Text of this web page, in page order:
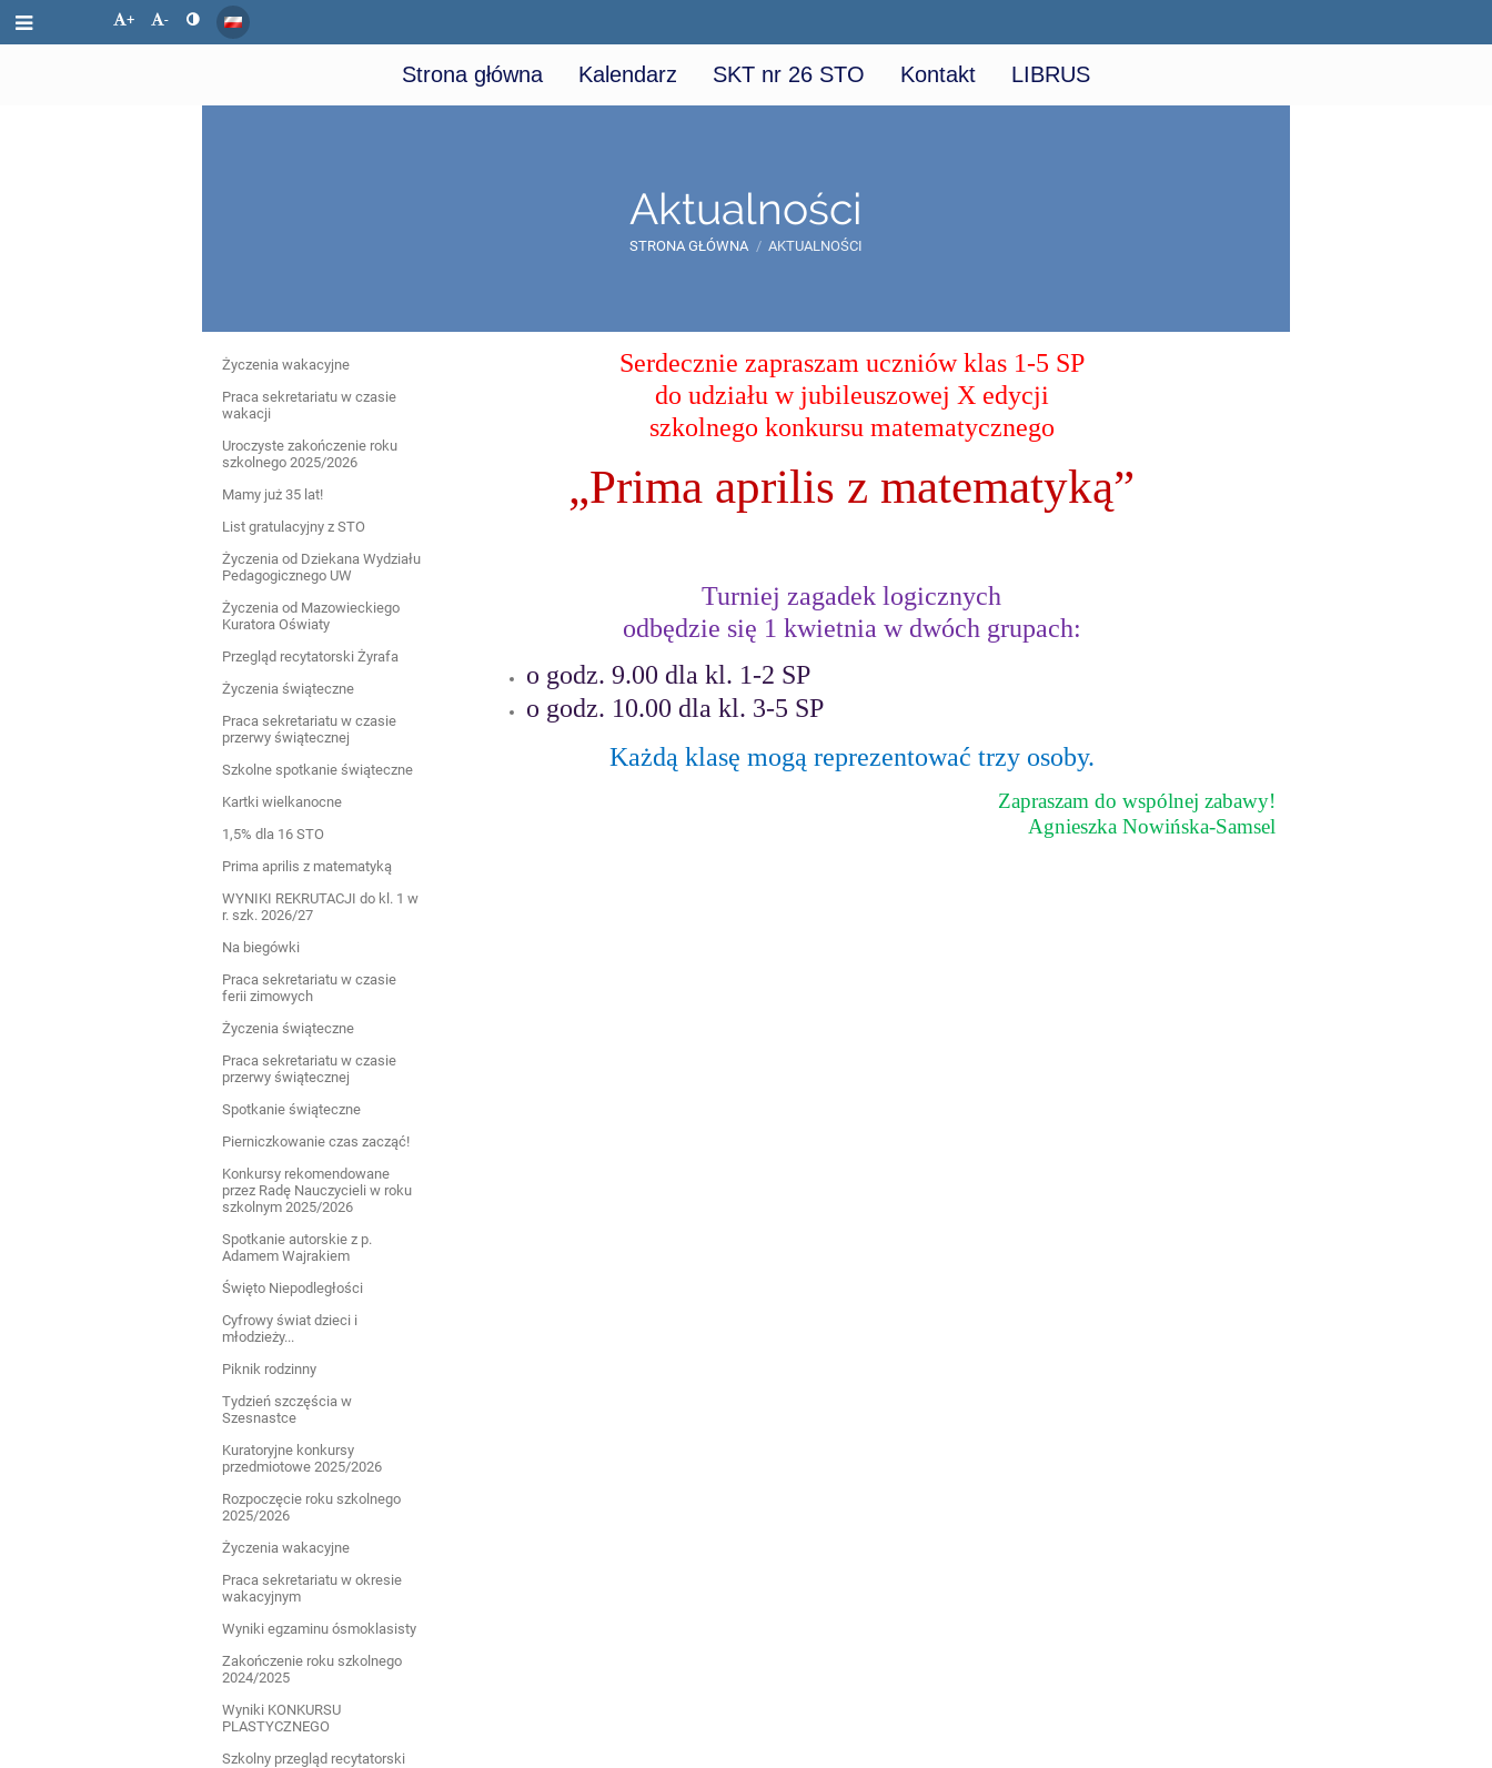
+ -
Strona główna Kalendarz SKT nr 26 STO Kontakt LIBRUS
Aktualności
STRONA GŁÓWNA / AKTUALNOŚCI
Aktualności
Życzenia wakacyjne
Praca sekretariatu w czasie
wakacji
Uroczyste zakończenie roku
szkolnego 2025/2026
Mamy już 35 lat!
List gratulacyjny z STO
Życzenia od Dziekana Wydziału
Pedagogicznego UW
Życzenia od Mazowieckiego
Kuratora Oświaty
Przegląd recytatorski Żyrafa
Życzenia świąteczne
Praca sekretariatu w czasie
przerwy świątecznej
Szkolne spotkanie świąteczne
Kartki wielkanocne
1,5% dla 16 STO
Prima aprilis z matematyką
WYNIKI REKRUTACJI do kl. 1 w
r. szk. 2026/27
Na biegówki
Praca sekretariatu w czasie
ferii zimowych
Życzenia świąteczne
Praca sekretariatu w czasie
przerwy świątecznej
Spotkanie świąteczne
Pierniczkowanie czas zacząć!
Konkursy rekomendowane
przez Radę Nauczycieli w roku
szkolnym 2025/2026
Spotkanie autorskie z p.
Adamem Wajrakiem
Święto Niepodległości
Cyfrowy świat dzieci i
młodzieży...
Piknik rodzinny
Tydzień szczęścia w
Szesnastce
Kuratoryjne konkursy
przedmiotowe 2025/2026
Rozpoczęcie roku szkolnego
2025/2026
Życzenia wakacyjne
Praca sekretariatu w okresie
wakacyjnym
Wyniki egzaminu ósmoklasisty
Zakończenie roku szkolnego
2024/2025
Wyniki KONKURSU
PLASTYCZNEGO
Szkolny przegląd recytatorski
Serdecznie zapraszam uczniów klas 1-5 SP
do udziału w jubileuszowej X edycji
szkolnego konkursu matematycznego
„Prima aprilis z matematyką”
Turniej zagadek logicznych
odbędzie się 1 kwietnia w dwóch grupach:
o godz. 9.00 dla kl. 1-2 SP
o godz. 10.00 dla kl. 3-5 SP
Każdą klasę mogą reprezentować trzy osoby.
Zapraszam do wspólnej zabawy!
Agnieszka Nowińska-Samsel